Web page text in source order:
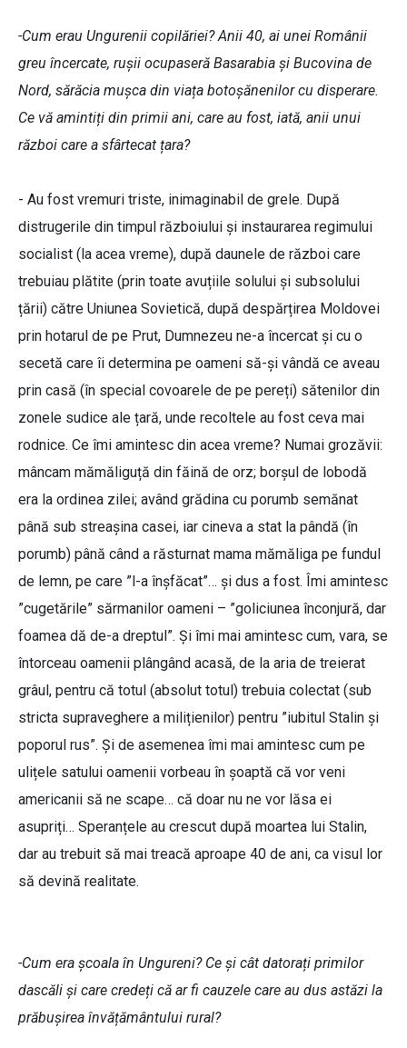
-Cum erau Ungurenii copilăriei? Anii 40, ai unei Românii
greu încercate, rușii ocupaseră Basarabia și Bucovina de
Nord, sărăcia mușca din viața botoșănenilor cu disperare.
Ce vă amintiți din primii ani, care au fost, iată, anii unui
război care a sfârtecat țara?
- Au fost vremuri triste, inimaginabil de grele. După
distrugerile din timpul războiului și instaurarea regimului
socialist (la acea vreme), după daunele de război care
trebuiau plătite (prin toate avuțiile solului și subsolului
țării) către Uniunea Sovietică, după despărțirea Moldovei
prin hotarul de pe Prut, Dumnezeu ne-a încercat și cu o
secetă care îi determina pe oameni să-și vândă ce aveau
prin casă (în special covoarele de pe pereți) sătenilor din
zonele sudice ale țară, unde recoltele au fost ceva mai
rodnice. Ce îmi amintesc din acea vreme? Numai grozăvii:
mâncam mămăliguță din făină de orz; borșul de lobodă
era la ordinea zilei; având grădina cu porumb semănat
până sub streașina casei, iar cineva a stat la pândă (în
porumb) până când a răsturnat mama mămăliga pe fundul
de lemn, pe care ”l-a înșfăcat”… și dus a fost. Îmi amintesc
”cugetările” sărmanilor oameni – ”goliciunea înconjură, dar
foamea dă de-a dreptul”. Și îmi mai amintesc cum, vara, se
întorceau oamenii plângând acasă, de la aria de treierat
grâul, pentru că totul (absolut totul) trebuia colectat (sub
stricta supraveghere a milițienilor) pentru ”iubitul Stalin și
poporul rus”. Și de asemenea îmi mai amintesc cum pe
ulițele satului oamenii vorbeau în șoaptă că vor veni
americanii să ne scape… că doar nu ne vor lăsa ei
asupriți… Speranțele au crescut după moartea lui Stalin,
dar au trebuit să mai treacă aproape 40 de ani, ca visul lor
să devină realitate.
-Cum era școala în Ungureni? Ce și cât datorați primilor
dascăli și care credeți că ar fi cauzele care au dus astăzi la
prăbușirea învățământului rural?